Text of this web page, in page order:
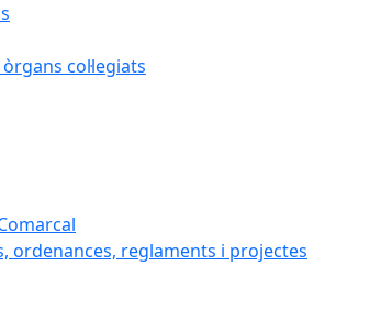
col·legiats
ordenances, reglaments i projectes